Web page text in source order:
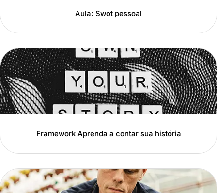
Aula: Swot pessoal
Framework Aprenda a contar sua história